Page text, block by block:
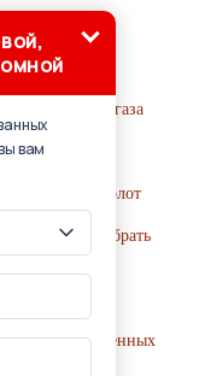
углекислого газа
в себе золот
помогут набрать
галлюциногенных
вам